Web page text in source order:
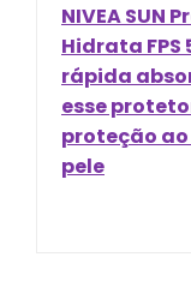
NIVEA SUN
Hidrata
rápida
esse
proteção
pele